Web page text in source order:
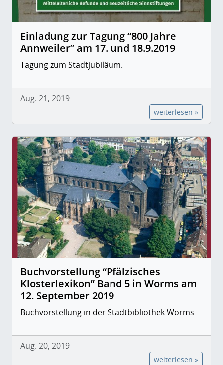
Einladung zur Tagung “800 Jahre
Annweiler” am 17. und 18.9.2019
Tagung zum Stadtjubiläum.
Aug. 21, 2019
weiterlesen »
Buchvorstellung “Pfälzisches
Klosterlexikon” Band 5 in Worms am
12. September 2019
Buchvorstellung in der Stadtbibliothek Worms
Aug. 20, 2019
weiterlesen »